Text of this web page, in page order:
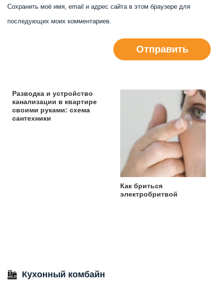
Сохранить моё имя, email и адрес сайта в этом браузере для
последующих моих комментариев.
Отправить
Разводка и устройство
канализации в квартире
своими руками: схема
сантехники
Как бриться
электробритвой
Кухонный комбайн